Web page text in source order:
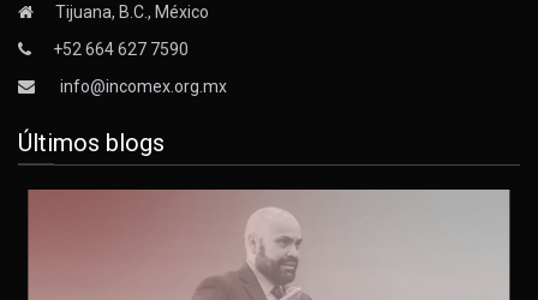
Tijuana, B.C., México
+52 664 627 7590
info@incomex.org.mx
Últimos blogs